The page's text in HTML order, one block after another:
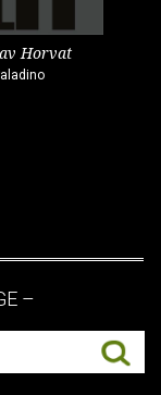
Horvat
–